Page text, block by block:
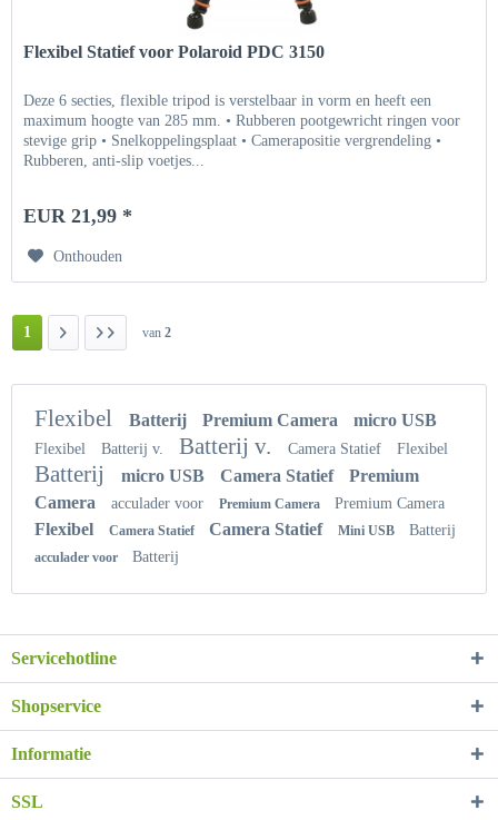
Flexibel Statief voor Polaroid PDC 3150
Deze 6 secties, flexible tripod is verstelbaar in vorm en heeft een
maximum hoogte van 285 mm. • Rubberen pootgewricht ringen voor
stevige grip • Snelkoppelingsplaat • Camerapositie vergrendeling •
Rubberen, anti-slip voetjes...
EUR 21,99 *
Onthouden
1 van 2
Flexibel Batterij Premium Camera micro USB
Flexibel Batterij v. Batterij v. Camera Statief Flexibel
Batterij micro USB Camera Statief
Premium
Camera
acculader voor Premium Camera Premium Camera
Flexibel Camera Statief Camera Statief Mini USB Batterij
acculader voor Batterij
Servicehotline
Shopservice
Informatie
SSL